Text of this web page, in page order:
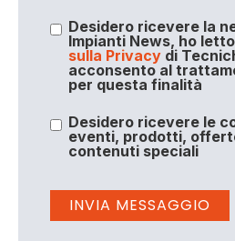
Desidero ricevere la
Impianti News, ho
sulla Privacydi
acconsento al
per questa finalità
Desidero ricevere le
eventi, prodotti,
contenuti speciali